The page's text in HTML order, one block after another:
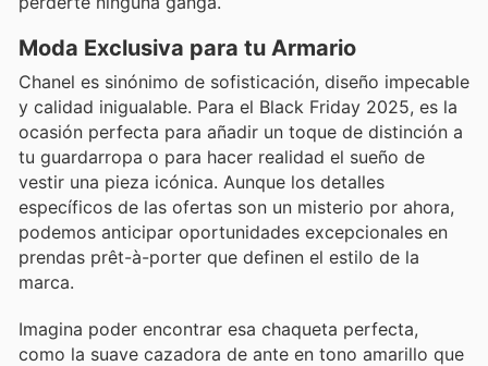
Moda Exclusiva para tu Armario
Chanel es sinónimo de sofisticación, diseño impecable
y calidad inigualable. Para el Black Friday 2025, es la
ocasión perfecta para añadir un toque de distinción a
tu guardarropa o para hacer realidad el sueño de
vestir una pieza icónica. Aunque los detalles
específicos de las ofertas son un misterio por ahora,
podemos anticipar oportunidades excepcionales en
prendas prêt-à-porter que definen el estilo de la
marca.
Imagina poder encontrar esa chaqueta perfecta,
como la suave cazadora de ante en tono amarillo que